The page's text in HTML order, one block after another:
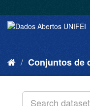
Conjuntos de